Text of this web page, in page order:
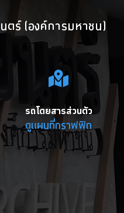
ตร์ (องค์การมหาชน)
รถโดยสารส่วนตัว
ดูแผนที่กราฟฟิก